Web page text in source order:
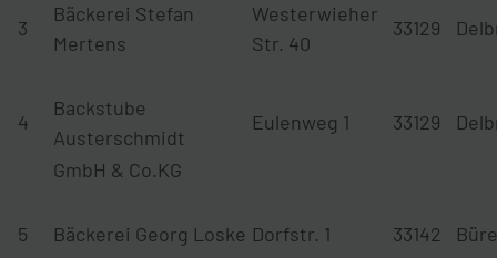
3
Bäckerei Stefan
Mertens
Westerwieher
Str. 40
33129
4
Backstube
Austerschmidt
Eulenweg 1 33129
GmbH & Co.KG
5 Bäckerei Georg Loske Dorfstr. 1 33142